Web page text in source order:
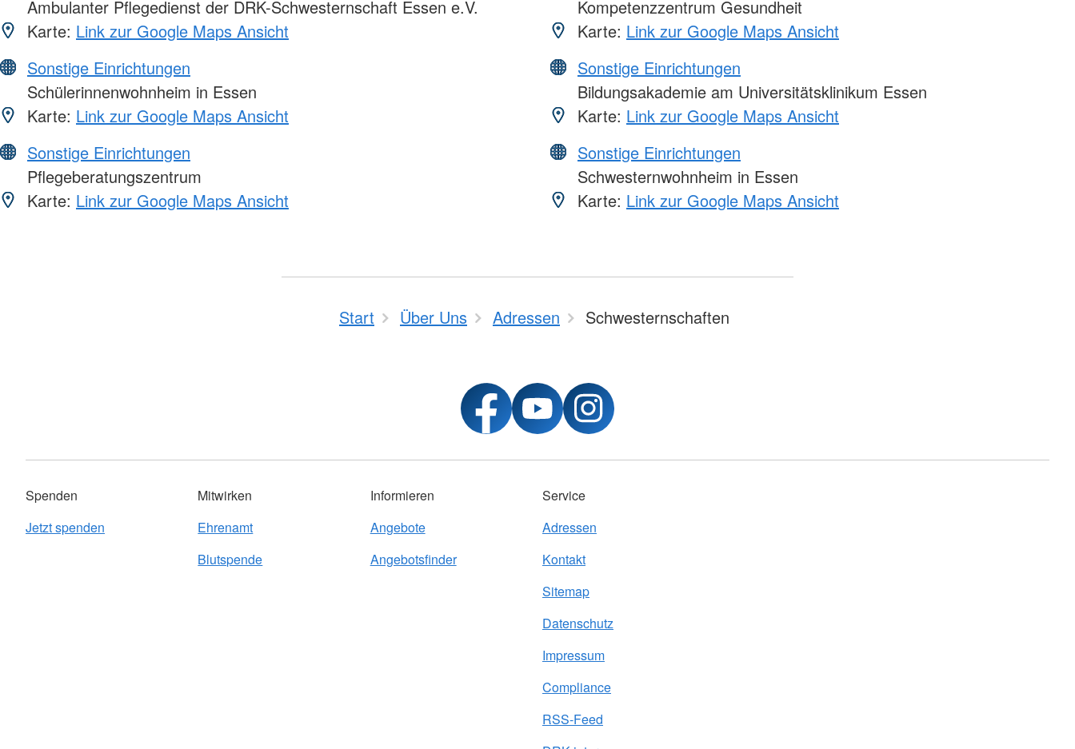
Ambulanter Pflegedienst der DRK-Schwesternschaft Essen e.V.
Karte: Link zur Google Maps Ansicht
Sonstige Einrichtungen
Schülerinnenwohnheim in Essen
Karte: Link zur Google Maps Ansicht
Sonstige Einrichtungen
Pflegeberatungszentrum
Karte: Link zur Google Maps Ansicht
Kompetenzzentrum Gesundheit
Karte: Link zur Google Maps Ansicht
Sonstige Einrichtungen
Bildungsakademie am Universitätsklinikum Essen
Karte: Link zur Google Maps Ansicht
Sonstige Einrichtungen
Schwesternwohnheim in Essen
Karte: Link zur Google Maps Ansicht
Start Über Uns Adressen Schwesternschaften
Spenden
Jetzt spenden
Mitwirken
Ehrenamt
Blutspende
Informieren
Angebote
Angebotsfinder
Service
Adressen
Kontakt
Sitemap
Datenschutz
Impressum
Compliance
RSS-Feed